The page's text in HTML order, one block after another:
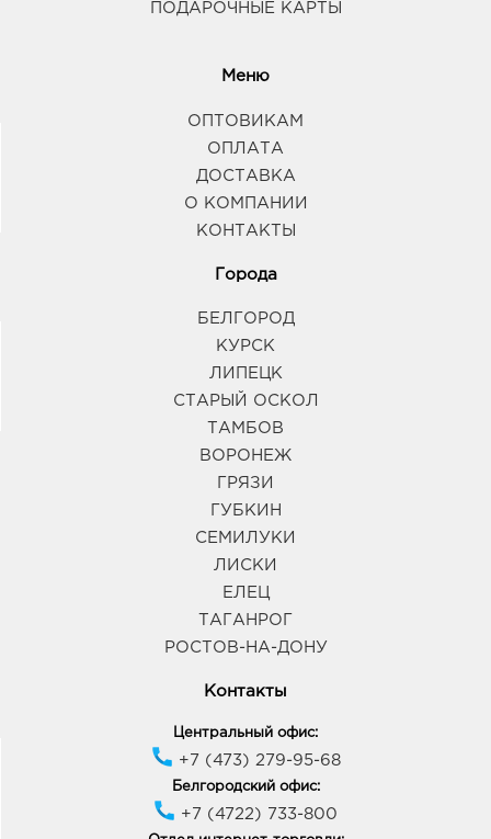
ПОДАРОЧНЫЕ КАРТЫ
Меню
ОПТОВИКАМ
ОПЛАТА
ДОСТАВКА
О КОМПАНИИ
КОНТАКТЫ
Города
БЕЛГОРОД
КУРСК
ЛИПЕЦК
СТАРЫЙ ОСКОЛ
ТАМБОВ
ВОРОНЕЖ
ГРЯЗИ
ГУБКИН
СЕМИЛУКИ
ЛИСКИ
ЕЛЕЦ
ТАГАНРОГ
РОСТОВ-НА-ДОНУ
Контакты
Центральный офис:
+7 (473) 279-95-68
Белгородский офис:
+7 (4722) 733-800